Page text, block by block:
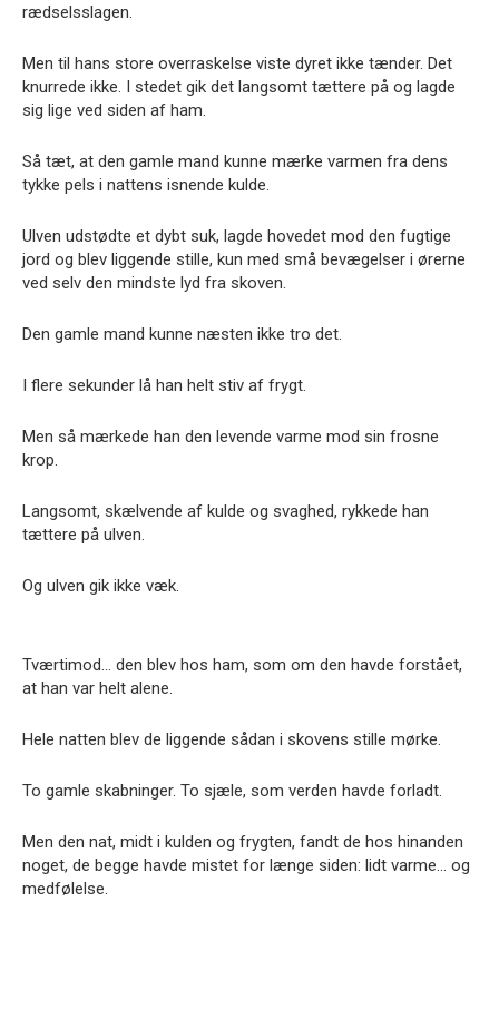
rædselsslagen.
Men til hans store overraskelse viste dyret ikke tænder. Det
knurrede ikke. I stedet gik det langsomt tættere på og lagde
sig lige ved siden af ham.
Så tæt, at den gamle mand kunne mærke varmen fra dens
tykke pels i nattens isnende kulde.
Ulven udstødte et dybt suk, lagde hovedet mod den fugtige
jord og blev liggende stille, kun med små bevægelser i ørerne
ved selv den mindste lyd fra skoven.
Den gamle mand kunne næsten ikke tro det.
I flere sekunder lå han helt stiv af frygt.
Men så mærkede han den levende varme mod sin frosne
krop.
Langsomt, skælvende af kulde og svaghed, rykkede han
tættere på ulven.
Og ulven gik ikke væk.
Tværtimod… den blev hos ham, som om den havde forstået,
at han var helt alene.
Hele natten blev de liggende sådan i skovens stille mørke.
To gamle skabninger. To sjæle, som verden havde forladt.
Men den nat, midt i kulden og frygten, fandt de hos hinanden
noget, de begge havde mistet for længe siden: lidt varme… og
medfølelse.